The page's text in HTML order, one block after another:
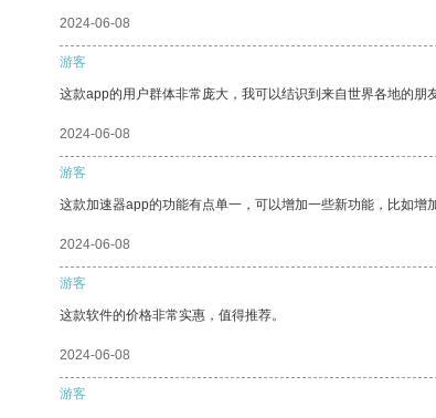
2024-06-08
游客
这款app的用户群体非常庞大，我可以结识到来自世界各地的朋友
2024-06-08
游客
这款加速器app的功能有点单一，可以增加一些新功能，比如增
2024-06-08
游客
这款软件的价格非常实惠，值得推荐。
2024-06-08
游客